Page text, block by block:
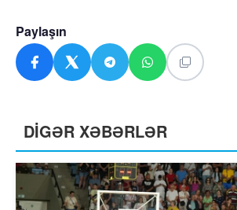
Paylaşın
DİGƏR XƏBƏRLƏR